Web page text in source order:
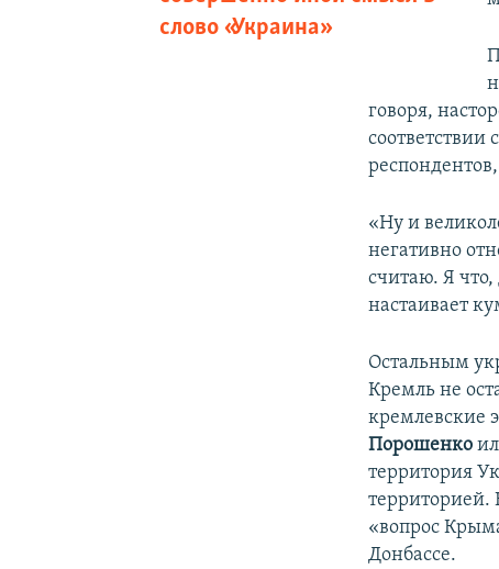
слово «Украина»
говоря,
«Ну и
негативно
считаю. Я что,
настаивает
Остальным
Кремль не
кремлевские
Порошенко
территория
территорией.
«вопрос
Донбассе.